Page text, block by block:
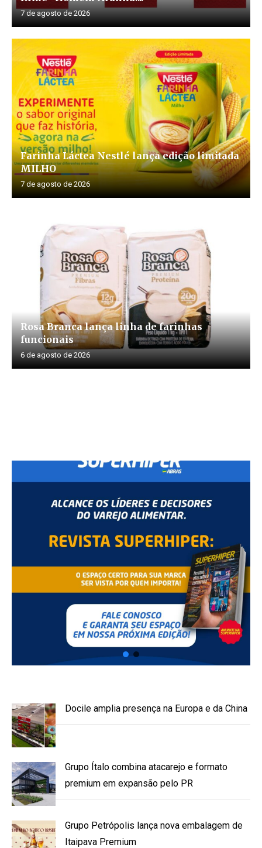
7 de agosto de 2026
Farinha Láctea Nestlé lança edição limitada
MILHO
7 de agosto de 2026
Rosa Branca lança linha de farinhas
funcionais
6 de agosto de 2026
Docile amplia presença na Europa e da China
Grupo Ítalo combina atacarejo e formato
premium em expansão pelo PR
Grupo Petrópolis lança nova embalagem de
Itaipava Premium